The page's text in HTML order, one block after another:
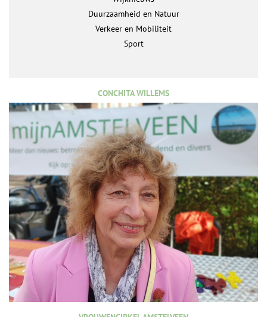
Duurzaamheid en Natuur
Verkeer en Mobiliteit
Sport
CONCHITA WILLEMS